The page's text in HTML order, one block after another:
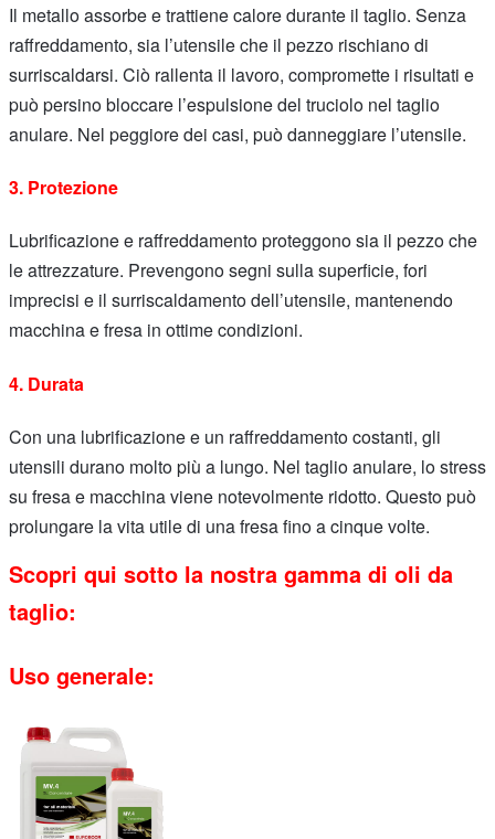
Il metallo assorbe e trattiene calore durante il taglio. Senza
raffreddamento, sia l’utensile che il pezzo rischiano di
surriscaldarsi. Ciò rallenta il lavoro, compromette i risultati e
può persino bloccare l’espulsione del truciolo nel taglio
anulare. Nel peggiore dei casi, può danneggiare l’utensile.
3. Protezione
Lubrificazione e raffreddamento proteggono sia il pezzo che
le attrezzature. Prevengono segni sulla superficie, fori
imprecisi e il surriscaldamento dell’utensile, mantenendo
macchina e fresa in ottime condizioni.
4. Durata
Con una lubrificazione e un raffreddamento costanti, gli
utensili durano molto più a lungo. Nel taglio anulare, lo stress
su fresa e macchina viene notevolmente ridotto. Questo può
prolungare la vita utile di una fresa fino a cinque volte.
Scopri qui sotto la nostra gamma di oli da
taglio:
Uso generale: